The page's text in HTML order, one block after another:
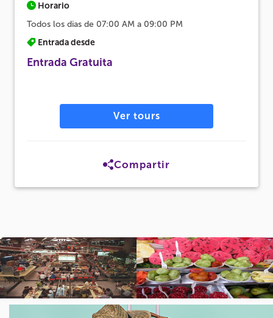
Horario
Todos los dias de 07:00 AM a 09:00 PM
Entrada desde
Entrada Gratuita
Ver tours
Compartir